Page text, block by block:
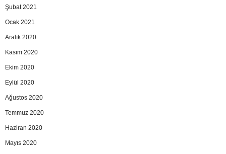
Şubat 2021
Ocak 2021
Aralık 2020
Kasım 2020
Ekim 2020
Eylül 2020
Ağustos 2020
Temmuz 2020
Haziran 2020
Mayıs 2020